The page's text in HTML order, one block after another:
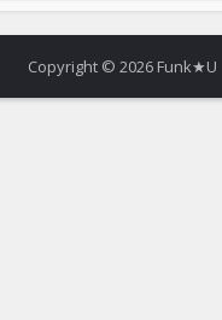
Copyright © 2026 Funk★U